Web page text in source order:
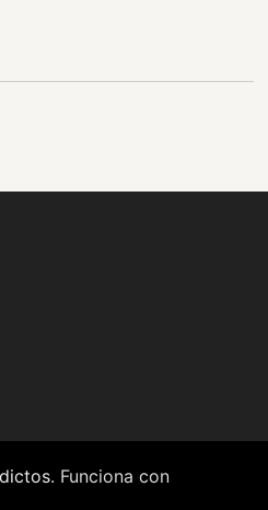
. Funciona con